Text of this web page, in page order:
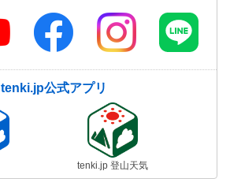
tenki.jp公式アプリ
tenki.jp 登山天気